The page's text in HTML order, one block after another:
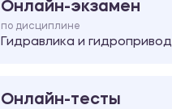
Онлайн-экзамен
по дисциплине
Гидравлика и гидропривод
Онлайн-тесты